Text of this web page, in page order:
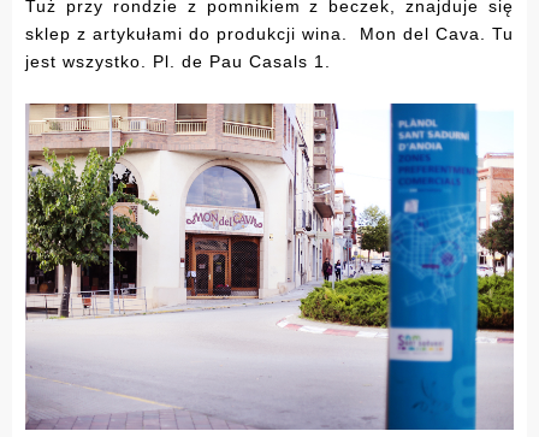
Tuż przy rondzie z pomnikiem z beczek, znajduje się
sklep z artykułami do produkcji wina. Mon del Cava. Tu
jest wszystko. Pl. de Pau Casals 1.